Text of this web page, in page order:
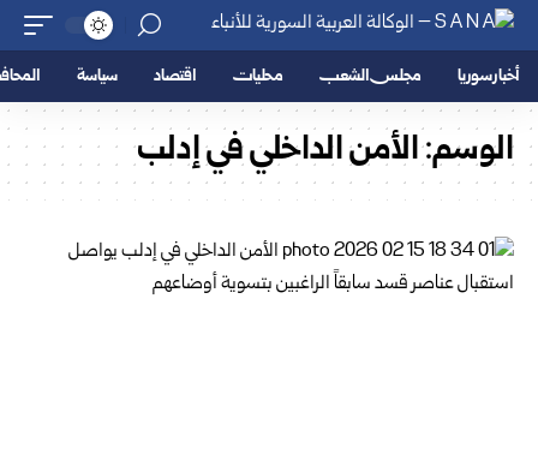
أخبار سوريا مجلس الشعب محليات اقتصاد سياسة
الوسم:الأمن الداخلي في إدلب